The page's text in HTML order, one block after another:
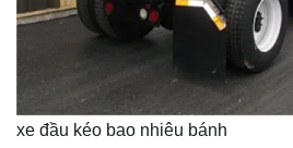
xe đầu kéo bao nhiêu bánh